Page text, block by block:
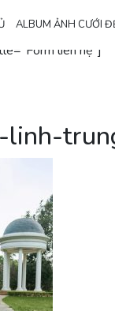
ALBUM ẢNH CƯỚI
tin
liên hệ"]
linh-